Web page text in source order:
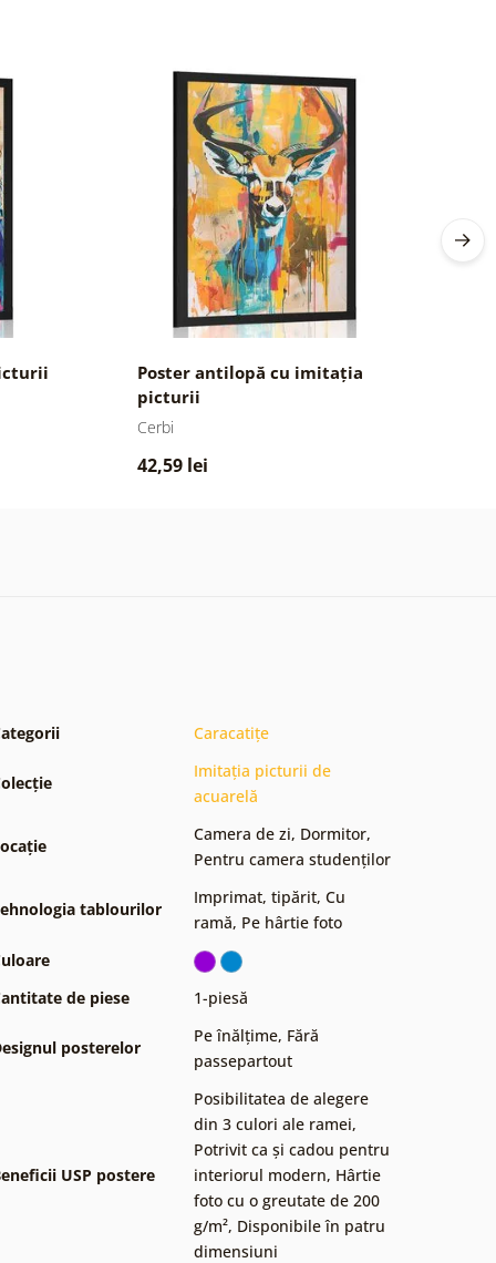
Poster antilopă cu imitația
picturii
Cerbi
42,59 lei
Caracatițe
Imitația picturii de
acuarelă
Camera de zi, Dormitor,
Pentru camera studenților
tablourilor
Imprimat, tipărit, Cu
ramă, Pe hârtie foto
de piese
1-piesă
posterelor
Pe înălțime, Fără
passepartout
USP postere
Posibilitatea de alegere
din 3 culori ale ramei,
Potrivit ca și cadou pentru
interiorul modern, Hârtie
foto cu o greutate de 200
g/m², Disponibile în patru
dimensiuni